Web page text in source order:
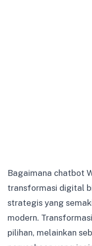
Bagaimana chatbot
transformasi digital
strategis yang
modern.
pilihan, melainkan